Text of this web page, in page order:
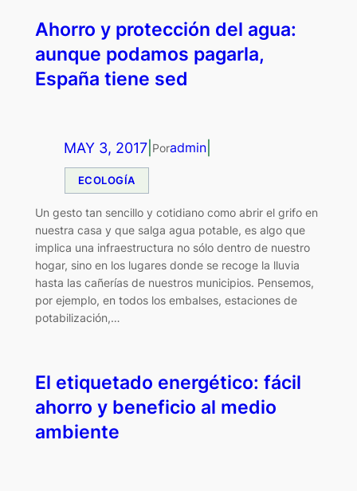
Ahorro y protección del agua:
aunque podamos pagarla,
España tiene sed
MAY 3, 2017| Poradmin|
ECOLOGÍA
Un gesto tan sencillo y cotidiano como abrir el grifo en
nuestra casa y que salga agua potable, es algo que
implica una infraestructura no sólo dentro de nuestro
hogar, sino en los lugares donde se recoge la lluvia
hasta las cañerías de nuestros municipios. Pensemos,
por ejemplo, en todos los embalses, estaciones de
potabilización,…
El etiquetado energético: fácil
ahorro y beneficio al medio
ambiente